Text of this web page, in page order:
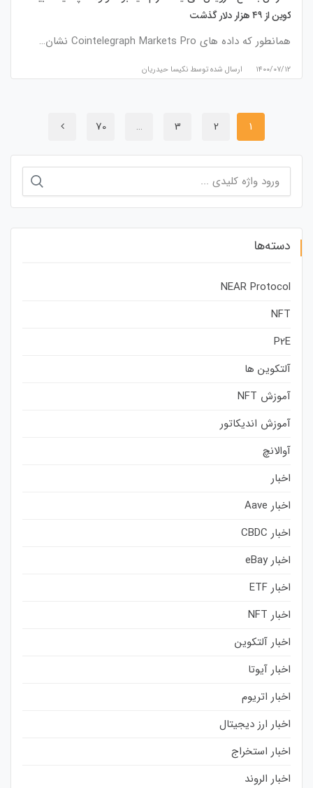
کوین از ۴۹ هزار دلار گذشت
همانطور که داده های Cointelegraph Markets Pro نشان…
۱۴۰۰/۰۷/۱۲ ارسال شده توسط نكيسا حيدريان
1
2
3
…
70
برای:
دسته‌ها
NEAR Protocol
NFT
P2E
آلتکوین ها
آموزش NFT
آموزش اندیکاتور
آوالانچ
اخبار
اخبار Aave
اخبار CBDC
اخبار eBay
اخبار ETF
اخبار NFT
اخبار آلتکوین
اخبار آیوتا
اخبار اتریوم
اخبار ارز دیجیتال
اخبار استخراج
اخبار الروند